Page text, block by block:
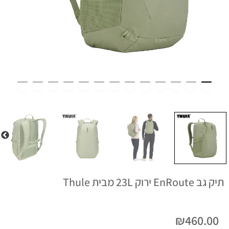
תיק גב EnRoute ירוק 23L מבית Thule
₪460.00